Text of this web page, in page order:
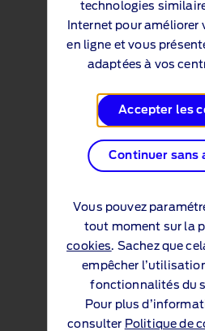
technologies
Internet pour améliorer
en ligne et vous
adaptées à vos
Accepter les
Continuer sans
Vous pouvez
tout moment sur la
cookies. Sachez que
empêcher
fonctionnalités du
Pour plus
consulter Politique de